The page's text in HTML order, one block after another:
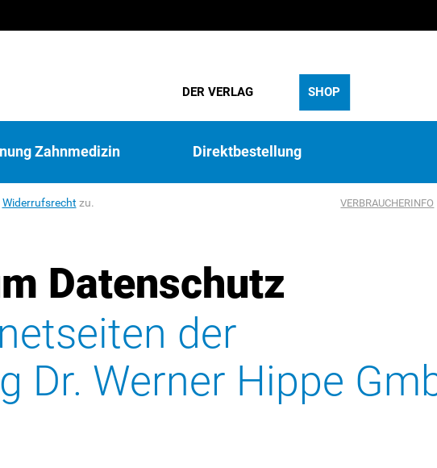
DER VERLAG SHOP
Zahnmedizin Direktbestellung
Widerrufsrecht zu. VERBRAUCHERINFO
Datenschutz
der
Dr. Werner Hippe